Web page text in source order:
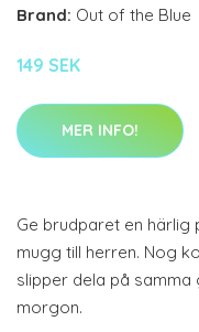
Brand: Out of the Blue
149 SEK
MER INFO!
Ge brudparet en härlig
mugg till herren. Nog
slipper dela på
morgon.